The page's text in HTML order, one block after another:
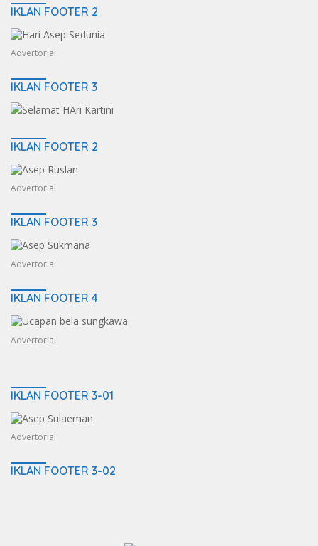
IKLAN FOOTER 2
Advertorial
IKLAN FOOTER 3
IKLAN FOOTER 2
Advertorial
IKLAN FOOTER 3
Advertorial
IKLAN FOOTER 4
Advertorial
IKLAN FOOTER 3-01
Advertorial
IKLAN FOOTER 3-02